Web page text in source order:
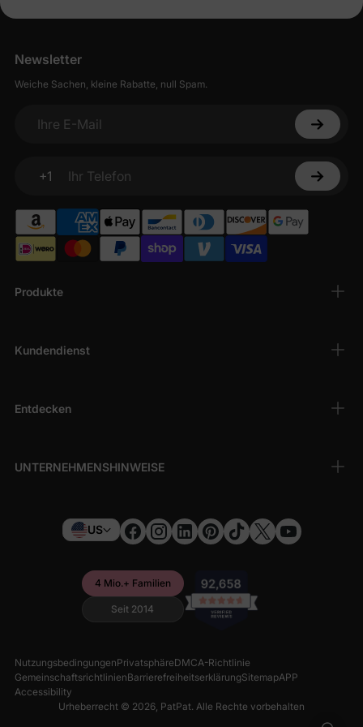
Produkte
Kundendienst
Entdecken
UNTERNEHMENSHINWEISE
Newsletter
Weiche Sachen, kleine Rabatte, null Spam.
Ihre E-Mail
+1
Ihr Telefon
US
4 Mio.+ Familien
Seit 2014
NutzungsbedingungenPrivatsphäreDMCA-Richtlinie
GemeinschaftsrichtlinienBarrierefreiheitserklärungSitemapAPP
Accessibility
Urheberrecht © 2026, PatPat. Alle Rechte vorbehalten